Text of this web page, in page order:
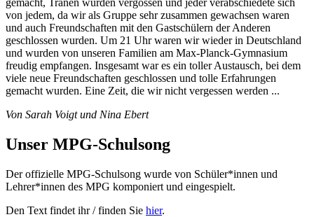
von jedem, da wir als Gruppe sehr zusammen gewachsen waren
und auch Freundschaften mit den Gastschülern der Anderen
geschlossen wurden. Um 21 Uhr waren wir wieder in Deutschland
und wurden von unseren Familien am Max-Planck-Gymnasium
freudig empfangen. Insgesamt war es ein toller Austausch, bei dem
viele neue Freundschaften geschlossen und tolle Erfahrungen
gemacht wurden. Eine Zeit, die wir nicht vergessen werden ...
Von Sarah Voigt und Nina Ebert
Unser MPG-Schulsong
Der offizielle MPG-Schulsong wurde von Schüler*innen und
Lehrer*innen des MPG komponiert und eingespielt.
Den Text findet ihr / finden Sie hier.